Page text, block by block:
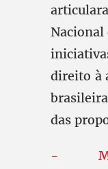
Nacional
direito à
das
-